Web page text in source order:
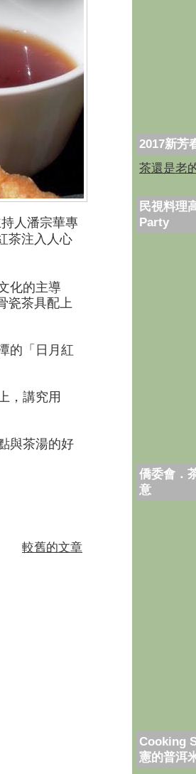
人潘宗華專
茶注入人心
化的主導
瓷茶具配上
的「日月紅
，講究用
與茶湯的好
較舊的文章
2017新芳
茶還是老
民視料理
Party
僑委會．
意
Cooking
憲的普洱